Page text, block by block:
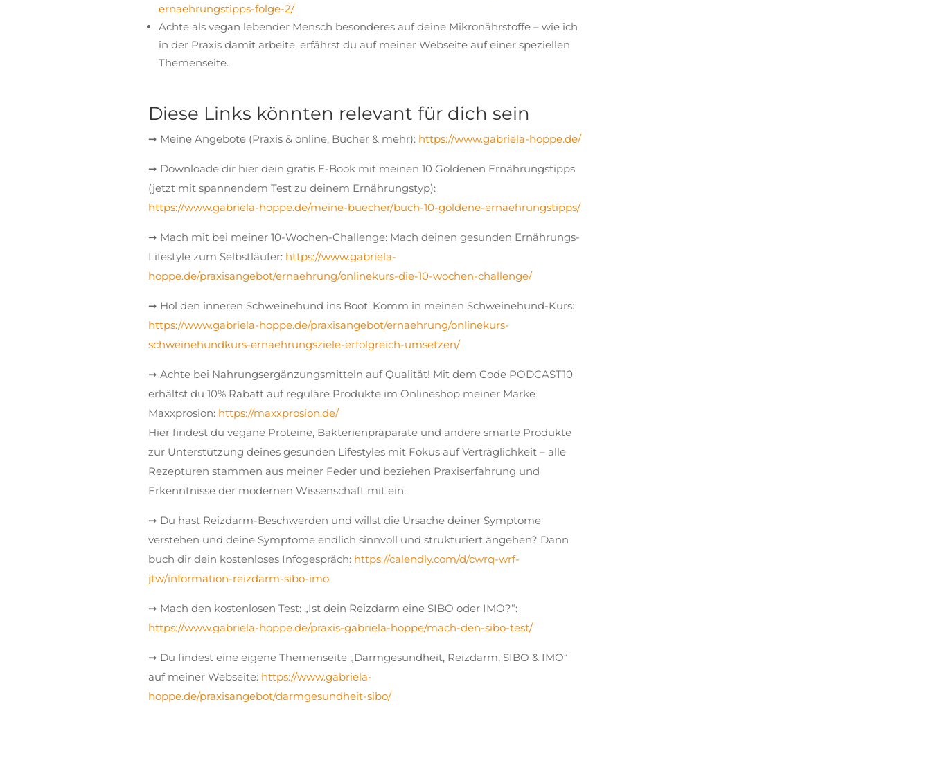
ernaehrungstipps-folge-2/
Achte als vegan lebender Mensch besonderes auf deine Mikronährstoffe – wie ich
in der Praxis damit arbeite, erfährst du auf meiner Webseite auf einer speziellen
Themenseite.
Diese Links könnten relevant für dich sein
➞ Meine Angebote (Praxis & online, Bücher & mehr): https://www.gabriela-hoppe.de/
➞ Downloade dir hier dein gratis E-Book mit meinen 10 Goldenen Ernährungstipps
(jetzt mit spannendem Test zu deinem Ernährungstyp):
https://www.gabriela-hoppe.de/meine-buecher/buch-10-goldene-ernaehrungstipps/
➞ Mach mit bei meiner 10-Wochen-Challenge: Mach deinen gesunden Ernährungs-
Lifestyle zum Selbstläufer: https://www.gabriela-
hoppe.de/praxisangebot/ernaehrung/onlinekurs-die-10-wochen-challenge/
➞ Hol den inneren Schweinehund ins Boot: Komm in meinen Schweinehund-Kurs:
https://www.gabriela-hoppe.de/praxisangebot/ernaehrung/onlinekurs-
schweinehundkurs-ernaehrungsziele-erfolgreich-umsetzen/
➞ Achte bei Nahrungsergänzungsmitteln auf Qualität! Mit dem Code PODCAST10
erhältst du 10% Rabatt auf reguläre Produkte im Onlineshop meiner Marke
Maxxprosion: https://maxxprosion.de/
Hier findest du vegane Proteine, Bakterienpräparate und andere smarte Produkte
zur Unterstützung deines gesunden Lifestyles mit Fokus auf Verträglichkeit – alle
Rezepturen stammen aus meiner Feder und beziehen Praxiserfahrung und
Erkenntnisse der modernen Wissenschaft mit ein.
➞ Du hast Reizdarm-Beschwerden und willst die Ursache deiner Symptome
verstehen und deine Symptome endlich sinnvoll und strukturiert angehen? Dann
buch dir dein kostenloses Infogespräch: https://calendly.com/d/cwrq-wrf-
jtw/information-reizdarm-sibo-imo
➞ Mach den kostenlosen Test: „Ist dein Reizdarm eine SIBO oder IMO?“:
https://www.gabriela-hoppe.de/praxis-gabriela-hoppe/mach-den-sibo-test/
➞ Du findest eine eigene Themenseite „Darmgesundheit, Reizdarm, SIBO & IMO“
auf meiner Webseite: https://www.gabriela-
hoppe.de/praxisangebot/darmgesundheit-sibo/